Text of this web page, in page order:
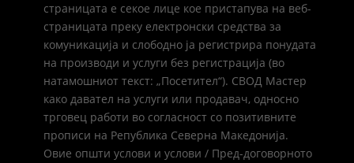
страницата е секое лице кое пристапува на веб-
страницата преку електронски средства за
комуникација и слободно ја регистрира понудата
на производи и услуги без регистрација (во
натамошниот текст: „Посетител“). СВОД Мастер
како давател на услуги или продавач, односно
трговец работи во согласност со позитивните
прописи на Република Северна Македонија.
Овие општи услови и услови / Пред-договорното